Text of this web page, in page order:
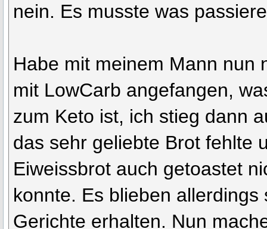
nein. Es musste was
Habe mit meinem Mann nun
mit LowCarb angefangen,
zum Keto ist, ich stieg dann
das sehr geliebte Brot fehlte
Eiweissbrot auch getoastet
konnte. Es blieben allerdings
Gerichte erhalten. Nun